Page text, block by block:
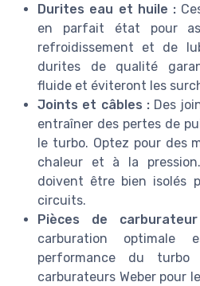
Durites eau et huile :
en parfait état pour
refroidissement et de
durites de qualité
fluide et éviteront les
Joints et câbles :Des
entraîner des pertes de
le turbo. Optez pour des
chaleur et à la
doivent être bien isolés
circuits.
Pièces de
carburation
performance du turbo
carburateurs Weber pour